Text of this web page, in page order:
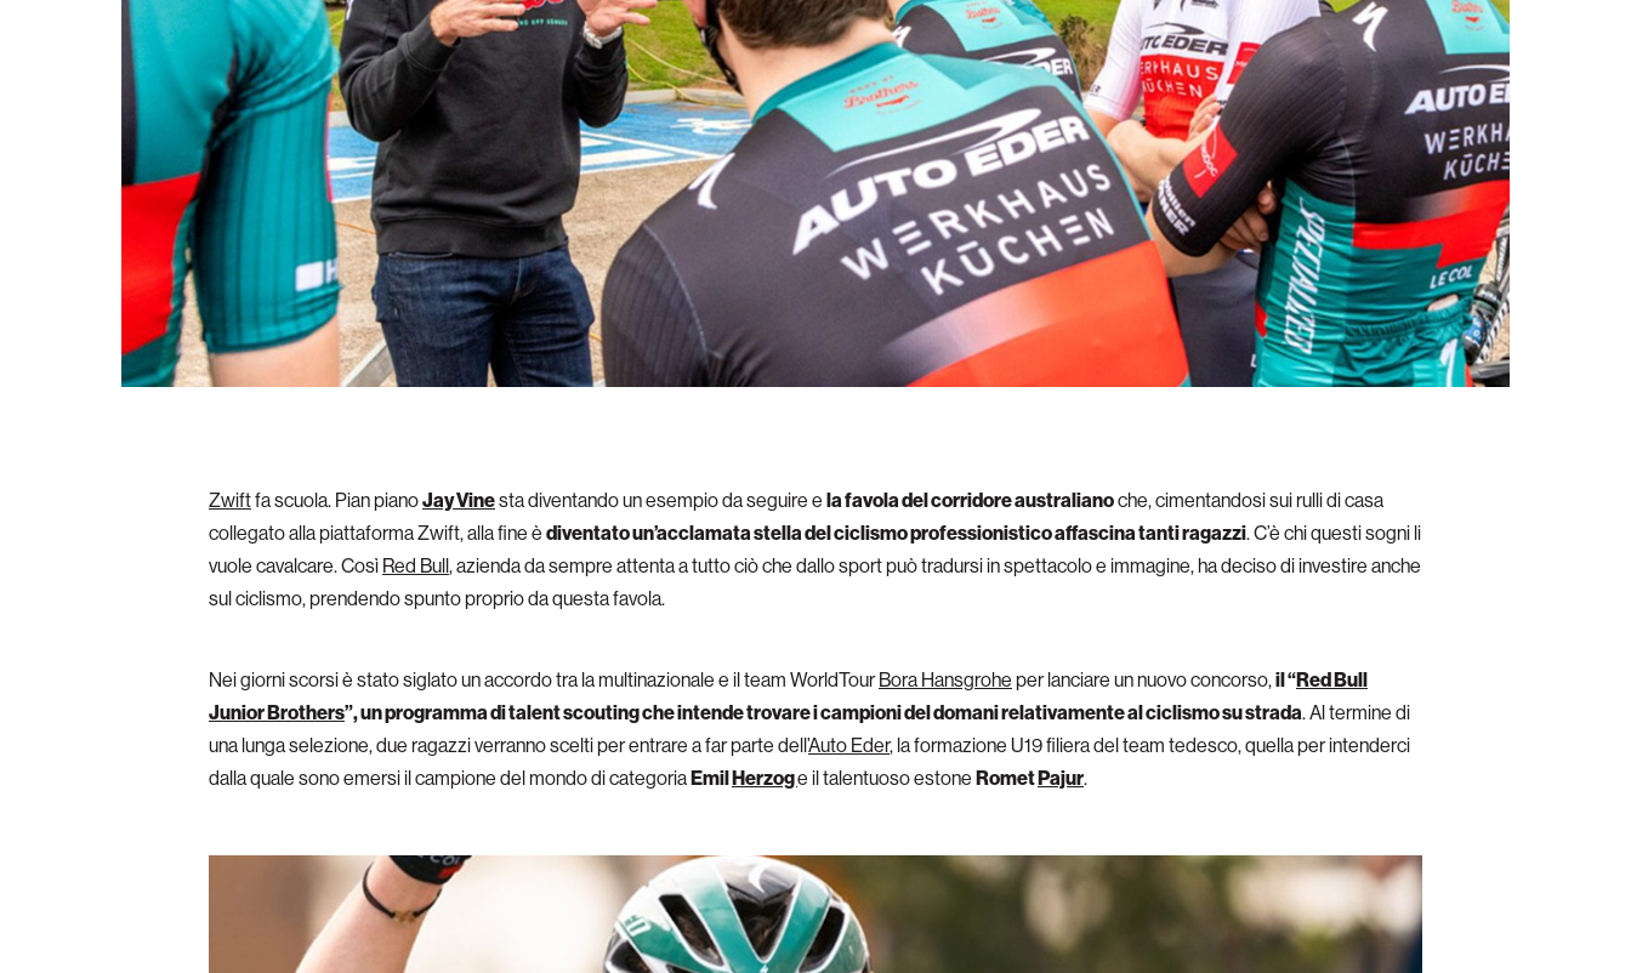
Zwiftfa scuola. Pian pianoJay Vinesta diventando un esempio da seguire e la favola del corridore australianoche, cimentandosi sui rulli di casa
collegato alla piattaforma Zwift, alla fine è diventato un’acclamata stella del ciclismo professionistico affascina tanti ragazzi. C’è chi questi sogni li
vuole cavalcare. Così Red Bull, azienda da sempre attenta a tutto ciò che dallo sport può tradursi in spettacolo e immagine, ha deciso di investire anche
sul ciclismo, prendendo spunto proprio da questa favola.
Nei giorni scorsi è stato siglato un accordo tra la multinazionale e il team WorldTourBora Hansgrohe per lanciare un nuovo concorso,il “Red Bull
Junior Brothers”, un programma di talent scouting che intende trovare i campioni del domani relativamente al ciclismo su strada. Al termine di
una lunga selezione, due ragazzi verranno scelti per entrare a far parte dell’Auto Eder, la formazione U19 filiera del team tedesco, quella per intenderci
dalla quale sono emersi il campione del mondo di categoriaEmilHerzoge il talentuoso estone RometPajur.